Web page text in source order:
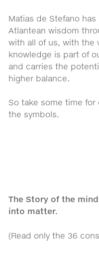
Matias de Stefano
Atlantean wisdom
with all of us, with the
knowledge is part of
and carries the
higher balance.
So take some time
the symbols.
The Story of the
into matter.
(Read only the 36